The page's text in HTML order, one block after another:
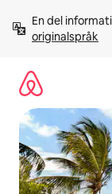
innehåll
En del
originalspråk